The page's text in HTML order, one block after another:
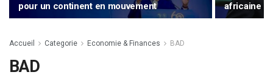
pour un continent en mouvement
africaine
Accueil Categorie Economie & Finances BAD
BAD